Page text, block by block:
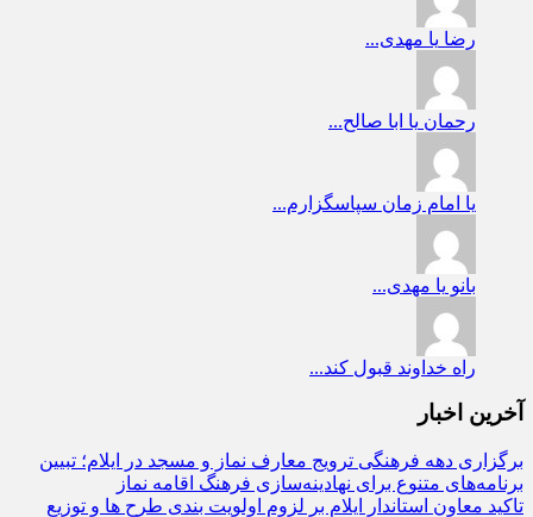
رضا یا مهدی...
رحمان یا ابا صالح...
یا امام زمان سپاسگزارم...
بانو یا مهدی...
راه خداوند قبول کند...
آخرین اخبار
برگزاری دهه فرهنگی ترویج معارف نماز و مسجد در ایلام؛ تبیین
برنامه‌های متنوع برای نهادینه‌سازی فرهنگ اقامه نماز
تاکید معاون استاندار ایلام بر لزوم اولویت‌ بندی طرح‌ ها و توزیع